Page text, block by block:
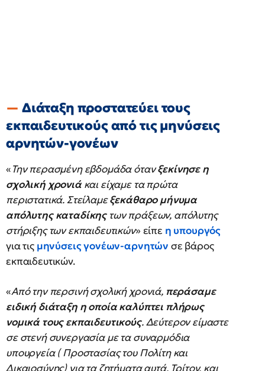
Διάταξη προστατεύει τους
εκπαιδευτικούς από τις μηνύσεις
αρνητών-γονέων
«Την περασμένη εβδομάδα ότανξεκίνησε η
σχολική χρονιάκαι είχαμε τα πρώτα
περιστατικά. Στείλαμεξεκάθαρο μήνυμα
απόλυτης καταδίκηςτων πράξεων, απόλυτης
στήριξης των εκπαιδευτικών» είπε η υπουργός
για τις μηνύσεις γονέων-αρνητών σε βάρος
εκπαιδευτικών.
«Από την περσινή σχολική χρονιά, περάσαμε
ειδική διάταξη η οποία καλύπτει πλήρως
νομικά τους εκπαιδευτικούς. Δεύτερον είμαστε
σε στενή συνεργασία με τα συναρμόδια
υπουργεία ( Προστασίας του Πολίτη και
Δικαιοσύνης) για τα ζητήματα αυτά. Τρίτον, και